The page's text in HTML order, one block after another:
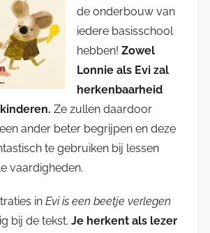
de onderbouw van
iedere basisschool
hebben! Zowel
Lonnie als Evi zal
herkenbaarheid
Ze zullen daardoor
ander beter begrijpen en deze
te gebruiken bij lessen
vaardigheden.
in Evi is een beetje verlegen
bij de tekst. Je herkent als lezer